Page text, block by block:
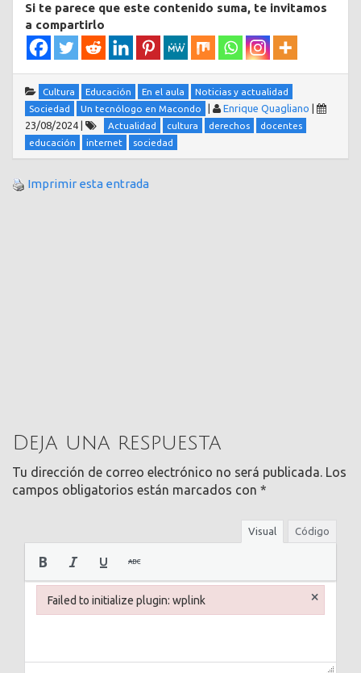
Si te parece que este contenido suma, te invitamos
a compartirlo
Cultura Educación En el aula
Noticias y actualidad
Sociedad
Un tecnólogo en Macondo Enrique Quagliano
23/08/2024
Actualidad cultura derechos
docentes
educación
internet sociedad
Imprimir esta entrada
Deja una respuesta
Tu dirección de correo electrónico no será publicada. Los
campos obligatorios están marcados con *
Visual Código
Failed to initialize plugin: wplink ×
Failed to initialize plugin: wplink